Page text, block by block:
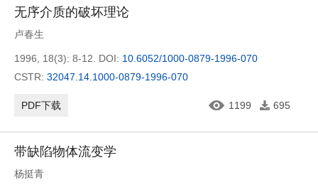
无序介质的破坏理论
卢春生
1996, 18(3): 8-12. DOI: 10.6052/1000-0879-1996-070
CSTR: 32047.14.1000-0879-1996-070
PDF下载 1199 695
带缺陷物体流变学
杨挺青